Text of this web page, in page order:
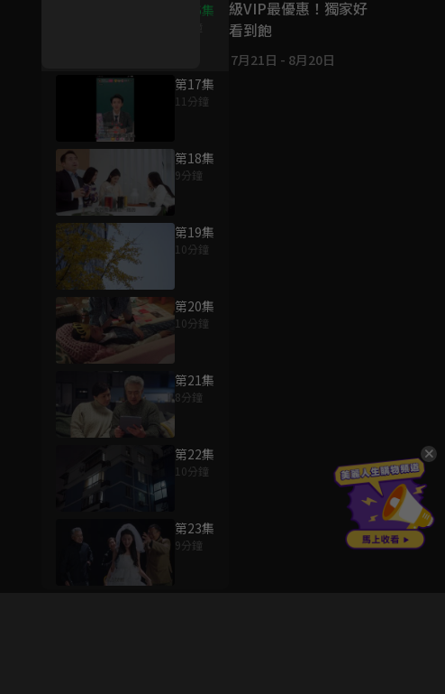
第16集
第17集
11分鐘
第18集
9分鐘
第19集
10分鐘
第20集
10分鐘
第21集
8分鐘
第22集
10分鐘
第23集
9分鐘
升級VIP最優惠！獨家好
戲看到飽
7月21日 - 8月20日